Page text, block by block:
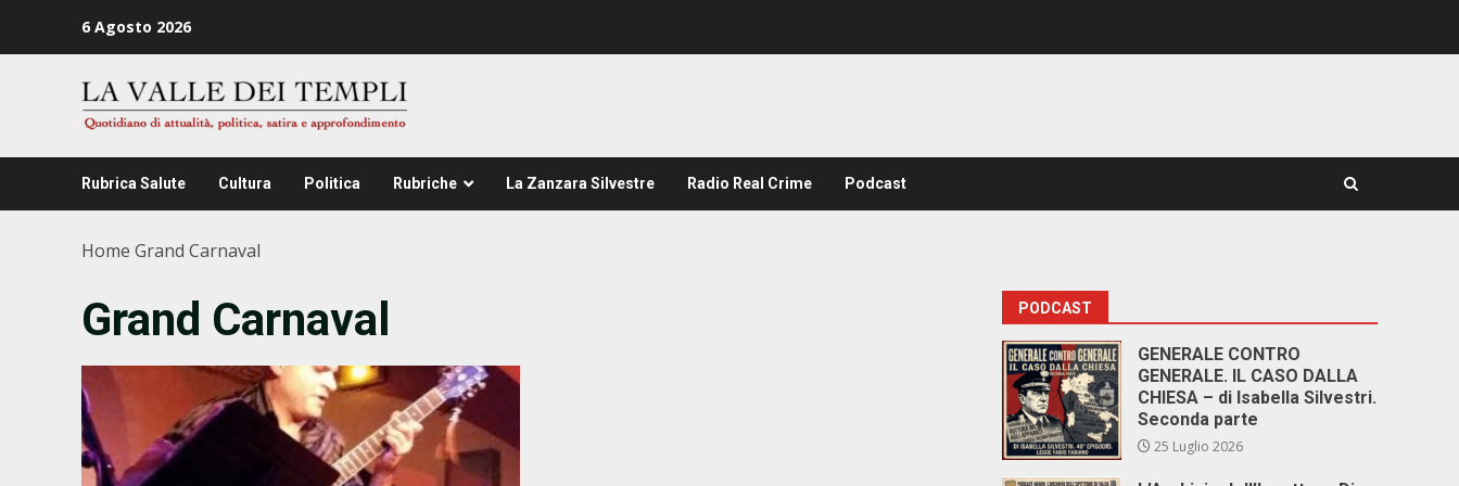
6 Agosto 2026
Rubrica Salute Cultura Politica Rubriche La Zanzara Silvestre Radio Real Crime Podcast
Home Grand Carnaval
Grand Carnaval PODCAST
GENERALE CONTRO
GENERALE. IL CASO DALLA
CHIESA – di Isabella Silvestri.
Seconda parte
25 Luglio 2026